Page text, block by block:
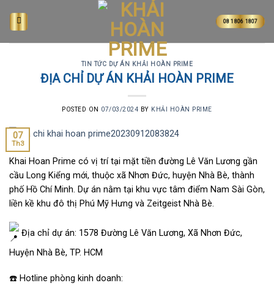
08 1806 1807
TIN TỨC DỰ ÁN KHẢI HOÀN PRIME
ĐỊA CHỈ DỰ ÁN KHẢI HOÀN PRIME
POSTED ON 07/03/2024 BY KHẢI HOÀN PRIME
07
Th3
Khai Hoan Prime có vị trí tại mặt tiền đường Lê Văn Lương gần
cầu Long Kiểng mới, thuộc xã Nhơn Đức, huyện Nhà Bè, thành
phố Hồ Chí Minh. Dự án nằm tại khu vực tâm điểm Nam Sài Gòn,
liền kề khu đô thị Phú Mỹ Hưng và Zeitgeist Nhà Bè.
Địa chỉ dự án: 1578 Đường Lê Văn Lương, Xã Nhơn Đức,
Huyện Nhà Bè, TP. HCM
☎️ Hotline phòng kinh doanh: